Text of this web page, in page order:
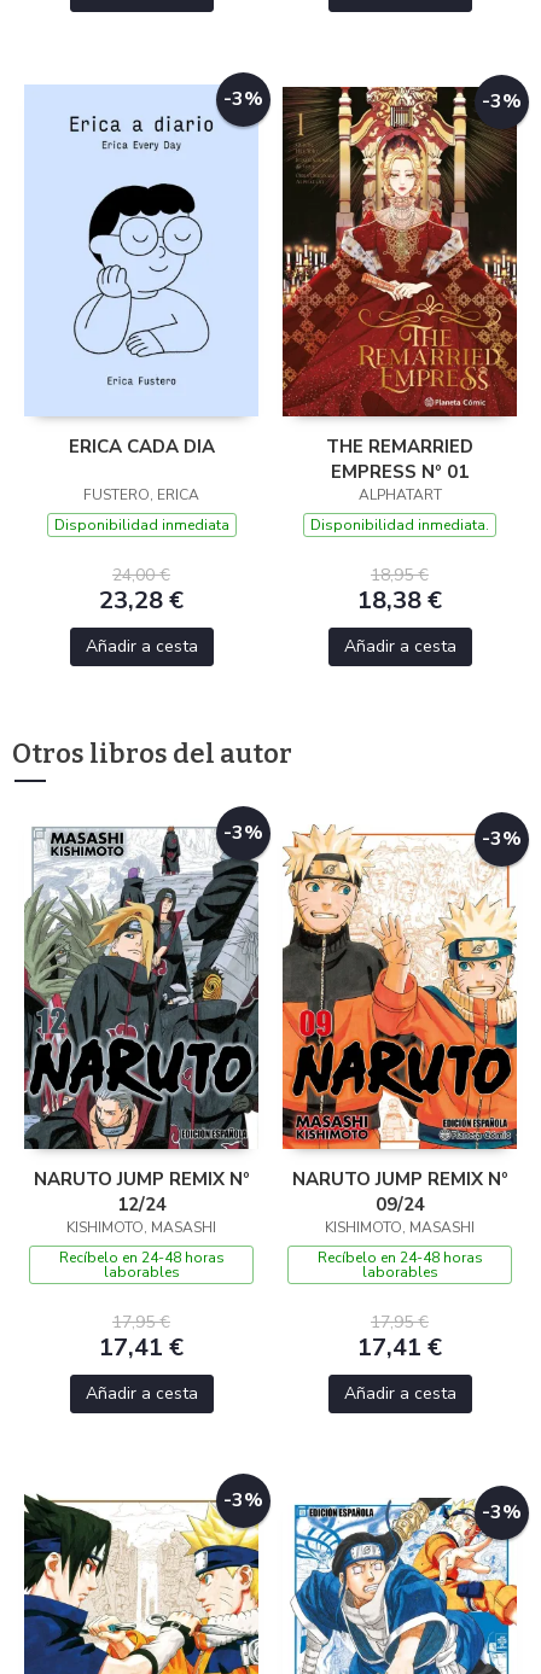
-3%
ERICA CADA DIA
FUSTERO, ERICA
Disponibilidad inmediata
24,00 €
23,28 €
Añadir a cesta
-3%
THE REMARRIED
EMPRESS Nº 01
ALPHATART
Disponibilidad inmediata.
18,95 €
18,38 €
Añadir a cesta
Otros libros del autor
-3%
NARUTO JUMP REMIX Nº
12/24
KISHIMOTO, MASASHI
Recíbelo en 24-48 horas
laborables
17,95 €
17,41 €
Añadir a cesta
-3%
NARUTO JUMP REMIX Nº
09/24
KISHIMOTO, MASASHI
Recíbelo en 24-48 horas
laborables
17,95 €
17,41 €
Añadir a cesta
-3% -3%